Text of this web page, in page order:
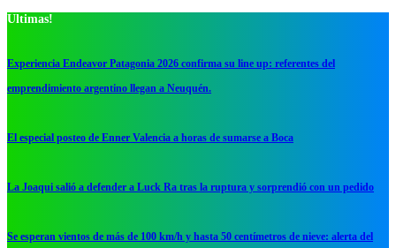
Ultimas!
Experiencia Endeavor Patagonia 2026 confirma su line up: referentes del
emprendimiento argentino llegan a Neuquén.
El especial posteo de Enner Valencia a horas de sumarse a Boca
La Joaqui salió a defender a Luck Ra tras la ruptura y sorprendió con un pedido
Se esperan vientos de más de 100 km/h y hasta 50 centímetros de nieve: alerta del